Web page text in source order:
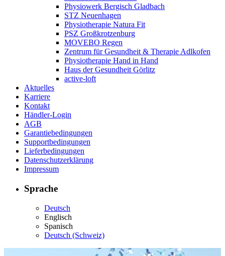
Physiowerk Bergisch Gladbach
STZ Neuenhagen
Physiotherapie Natura Fit
PSZ Großkrotzenburg
MOVEBO Regen
Zentrum für Gesundheit & Therapie Adlkofen
Physiotherapie Hand in Hand
Haus der Gesundheit Görlitz
active-loft
Aktuelles
Karriere
Kontakt
Händler-Login
AGB
Garantiebedingungen
Supportbedingungen
Lieferbedingungen
Datenschutzerklärung
Impressum
Sprache
Deutsch
Englisch
Spanisch
Deutsch (Schweiz)